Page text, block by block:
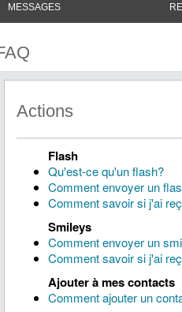
MESSAGES
Actions
Flash
Qu'est-ce qu'un flash?
Comment envoyer un
Comment savoir si j'ai
Smileys
Comment envoyer un
Comment savoir si j'ai
Ajouter à mes contacts
Comment ajouter un